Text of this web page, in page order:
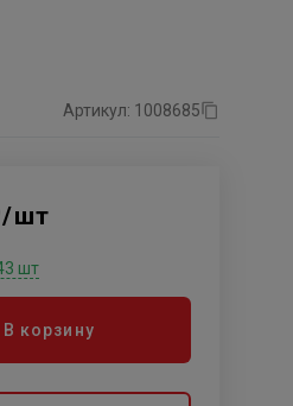
Артикул: 1008685
шт
шт
В корзину